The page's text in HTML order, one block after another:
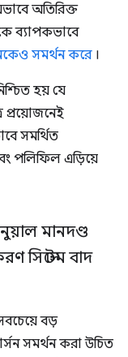
অতিরিক্ত
ব্যাপকভাবে
সমর্থন করে।
হয় যে
প্রয়োজনেই
সমর্থিত
পলিফিল এড়িয়ে
মানদণ্ড
সিস্টেম বাদ
সবচেয়ে বড়
সমর্থন করা উচিত